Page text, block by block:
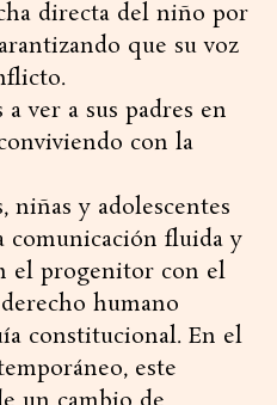
directa del niño por
que su voz
ver a sus padres en
con la
niñas y adolescentes
comunicación fluida y
el progenitor con el
humano
constitucional. En el
este